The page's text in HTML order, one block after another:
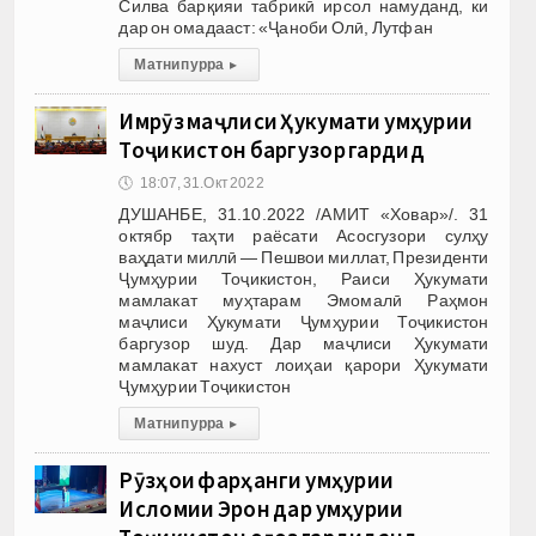
Силва барқияи табрикӣ ирсол намуданд, ки
дар он омадааст: «Ҷаноби Олӣ, Лутфан
Матни пурра ▸
Имрӯз маҷлиси Ҳукумати Ҷумҳурии
Тоҷикистон баргузор гардид
🕔 18:07, 31.Окт 2022
ДУШАНБЕ, 31.10.2022 /АМИТ «Ховар»/. 31
октябр таҳти раёсати Асосгузори сулҳу
ваҳдати миллӣ — Пешвои миллат, Президенти
Ҷумҳурии Тоҷикистон, Раиси Ҳукумати
мамлакат муҳтарам Эмомалӣ Раҳмон
маҷлиси Ҳукумати Ҷумҳурии Тоҷикистон
баргузор шуд. Дар маҷлиси Ҳукумати
мамлакат нахуст лоиҳаи қарори Ҳукумати
Ҷумҳурии Тоҷикистон
Матни пурра ▸
Рӯзҳои фарҳанги Ҷумҳурии
Исломии Эрон дар Ҷумҳурии